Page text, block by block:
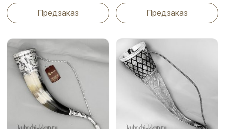
Предзаказ Предзаказ